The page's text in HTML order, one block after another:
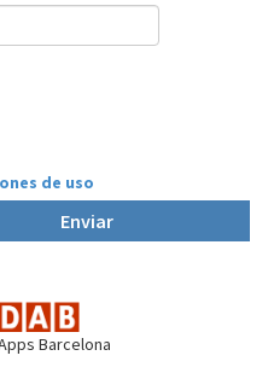
de uso
Enviar
Barcelona